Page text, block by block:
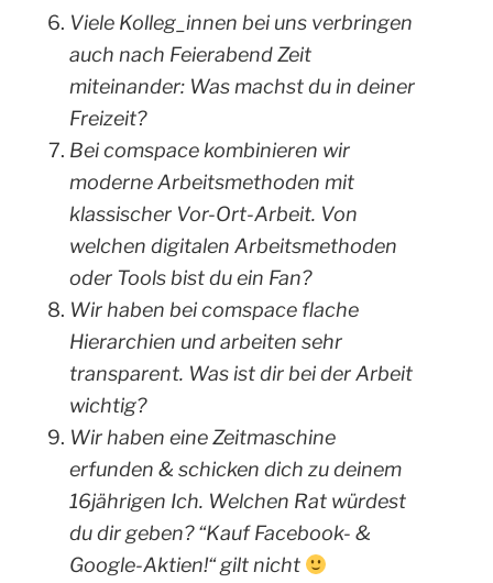
Viele Kolleg_innen bei uns verbringen
auch nach Feierabend Zeit
miteinander: Was machst du in deiner
Freizeit?
Bei comspace kombinieren wir
moderne Arbeitsmethoden mit
klassischer Vor-Ort-Arbeit. Von
welchen digitalen Arbeitsmethoden
oder Tools bist du ein Fan?
Wir haben bei comspace flache
Hierarchien und arbeiten sehr
transparent. Was ist dir bei der Arbeit
wichtig?
Wir haben eine Zeitmaschine
erfunden & schicken dich zu deinem
16jährigen Ich. Welchen Rat würdest
du dir geben? “Kauf Facebook- &
Google-Aktien!“ gilt nicht